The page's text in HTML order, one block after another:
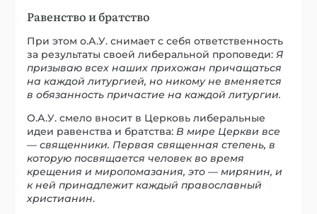
Равенство и братство
При этом о.А.У. снимает с себя ответственность
за результаты своей либеральной проповеди:Я
призываю всех наших прихожан причащаться
на каждой литургией, но никому не вменяется
в обязанность причастие на каждой литургии.
О.А.У. смело вносит в Церковь либеральные
идеи равенства и братства:В мире Церкви все
— священники. Первая священная степень, в
которую посвящается человек во время
крещения и миропомазания, это — мирянин, и
к ней принадлежит каждый православный
христианин.